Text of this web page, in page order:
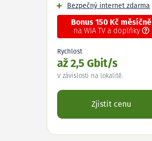
Bezpečný internet zdarma
Bonus 150 Kč měsíčně
na WIA TV a doplňky
Rychlost
až 2,5 Gbit/s
V závislosti na lokalitě.
Zjistit cenu